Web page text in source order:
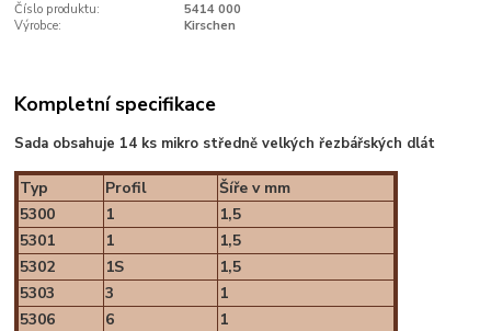
Číslo produktu:
5414 000
Výrobce:
Kirschen
Kompletní specifikace
Sada obsahuje 14 ks mikro středněvelkých řezbářských dlát
Typ Profil
Šíře v mm
5300
1
1,5
5301
1
1,5
5302
1S
1,5
5303
3
1
5306
6
1